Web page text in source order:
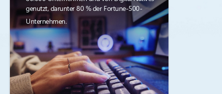
genutzt, darunter 80 % der Fortune-500-
Unternehmen.